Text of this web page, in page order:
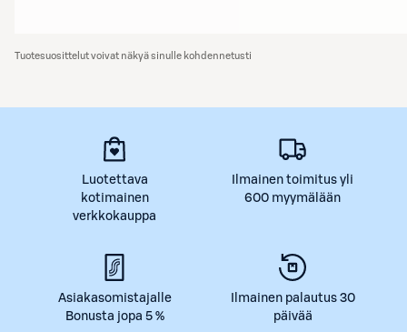
Tuotesuosittelut voivat näkyä sinulle kohdennetusti
Luotettava
kotimainen
verkkokauppa
Ilmainen toimitus yli
600 myymälään
Asiakasomistajalle
Bonusta jopa 5 %
Ilmainen palautus 30
päivää